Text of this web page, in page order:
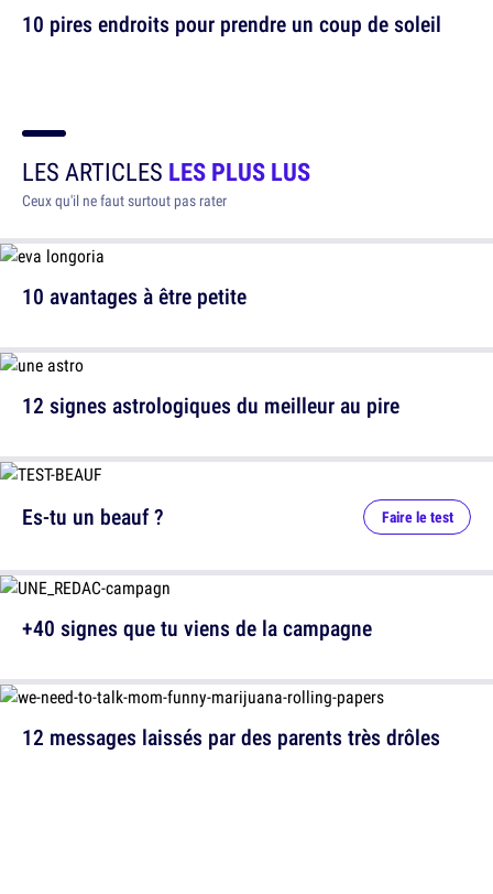
10 pires endroits pour prendre un coup de soleil
LES ARTICLES LES PLUS LUS
Ceux qu'il ne faut surtout pas rater
10 avantages à être petite
12 signes astrologiques du meilleur au pire
12 messages laissés par des parents très drôles
Es-tu un beauf ? Faire le test
+40 signes que tu viens de la campagne